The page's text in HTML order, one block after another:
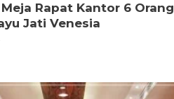
Rapat Kantor 6 Orang
Jati Venesia